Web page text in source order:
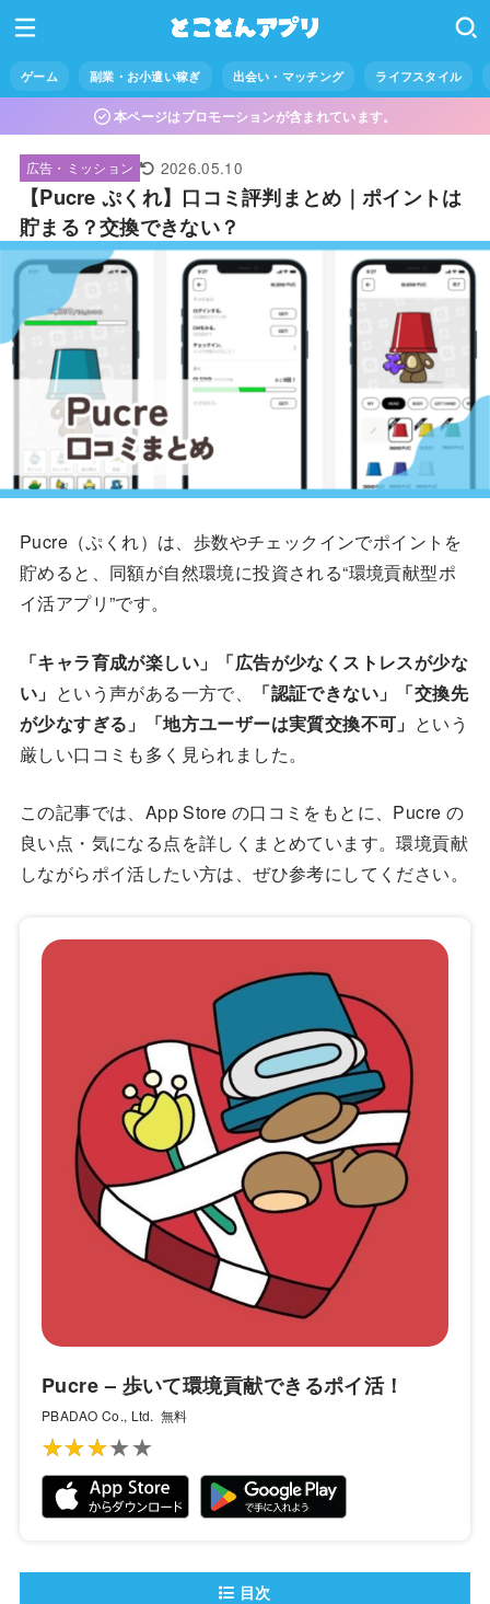
ゲーム 副業・お小遣い稼ぎ 出会い・マッチング ライフスタイル
本ページはプロモーションが含まれています。
広告・ミッション 2026.05.10
【Pucre ぷくれ】口コミ評判まとめ｜ポイントは
貯まる？交換できない？
Pucre（ぷくれ）は、歩数やチェックインでポイントを
貯めると、同額が自然環境に投資される“環境貢献型ポ
イ活アプリ”です。
「キャラ育成が楽しい」「広告が少なくストレスが少な
い」 という声がある一方で、
「認証できない」「交換先
が少なすぎる」「地方ユーザーは実質交換不可」 という
厳しい口コミも多く見られました。
この記事では、App Store の口コミをもとに、Pucre の
良い点・気になる点を詳しくまとめています。環境貢献
しながらポイ活したい方は、ぜひ参考にしてください。
Pucre – 歩いて環境貢献できるポイ活！
PBADAO Co., Ltd. 無料
★★★★★
★★★★★
目次